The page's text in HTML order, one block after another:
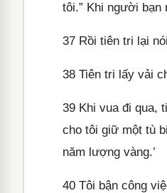
tôi.” Khi người
37 Rồi tiên tri lại
38 Tiên tri lấy vải
39 Khi vua đi qua,
cho tôi giữ một tù
năm lượng vàng.’
40 Tôi bận công